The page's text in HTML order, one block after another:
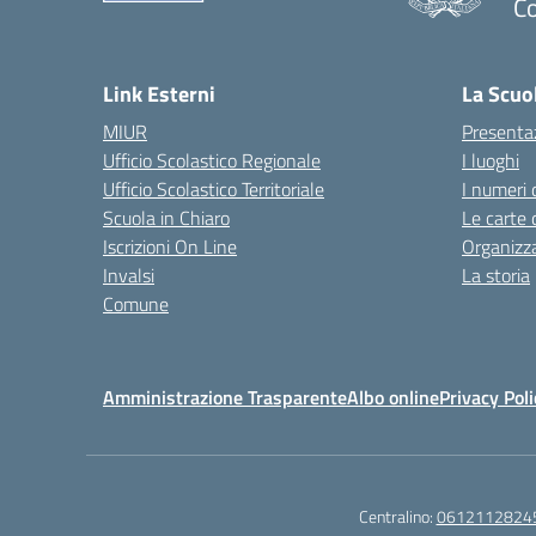
Link Esterni
MIUR
Ufficio Scolastico Regionale
Ufficio Scolastico Territoriale
Scuola in Chiaro
Iscrizioni On Line
Invalsi
Comune
La
I luoghi
I numeri
Le carte
La storia
Amministrazione TrasparenteAlbo onlinePrivacy
Centralino: